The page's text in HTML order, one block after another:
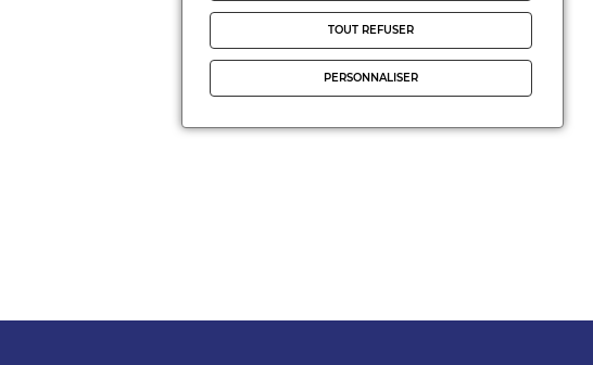
TOUT REFUSER
PERSONNALISER